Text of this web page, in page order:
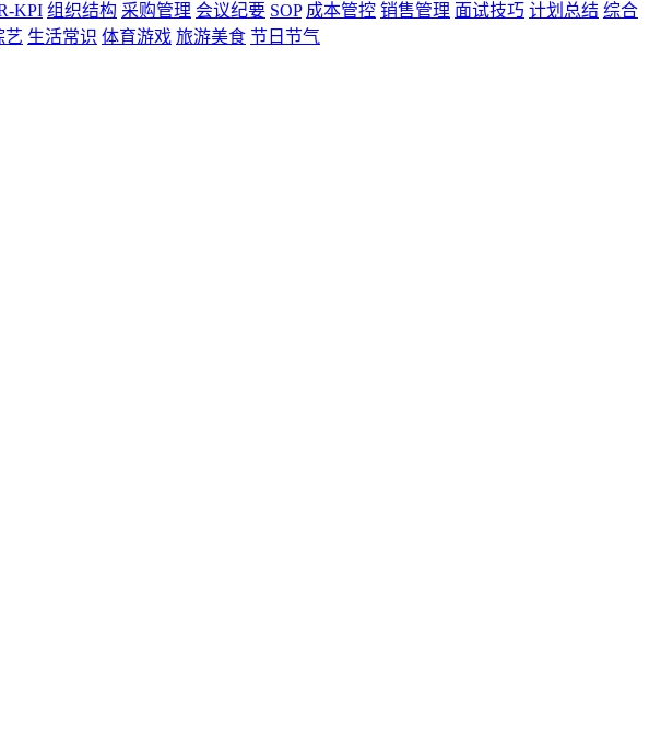
KPI 组织结构 采购管理 会议纪要 SOP 成本管控 销售管理 面试技巧 计划总结 综合
艺 生活常识 体育游戏 旅游美食 节日节气